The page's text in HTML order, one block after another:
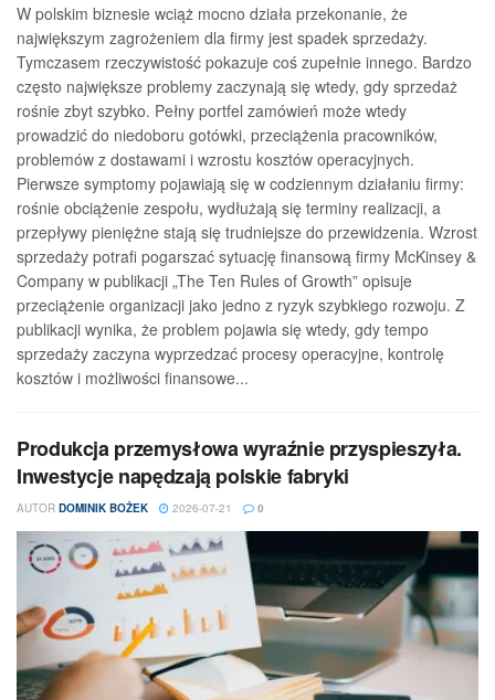
W polskim biznesie wciąż mocno działa przekonanie, że
największym zagrożeniem dla firmy jest spadek sprzedaży.
Tymczasem rzeczywistość pokazuje coś zupełnie innego. Bardzo
często największe problemy zaczynają się wtedy, gdy sprzedaż
rośnie zbyt szybko. Pełny portfel zamówień może wtedy
prowadzić do niedoboru gotówki, przeciążenia pracowników,
problemów z dostawami i wzrostu kosztów operacyjnych.
Pierwsze symptomy pojawiają się w codziennym działaniu firmy:
rośnie obciążenie zespołu, wydłużają się terminy realizacji, a
przepływy pieniężne stają się trudniejsze do przewidzenia. Wzrost
sprzedaży potrafi pogarszać sytuację finansową firmy McKinsey &
Company w publikacji „The Ten Rules of Growth” opisuje
przeciążenie organizacji jako jedno z ryzyk szybkiego rozwoju. Z
publikacji wynika, że problem pojawia się wtedy, gdy tempo
sprzedaży zaczyna wyprzedzać procesy operacyjne, kontrolę
kosztów i możliwości finansowe...
Produkcja przemysłowa wyraźnie przyspieszyła.
Inwestycje napędzają polskie fabryki
AUTOR DOMINIK BOŻEK 2026-07-21 0